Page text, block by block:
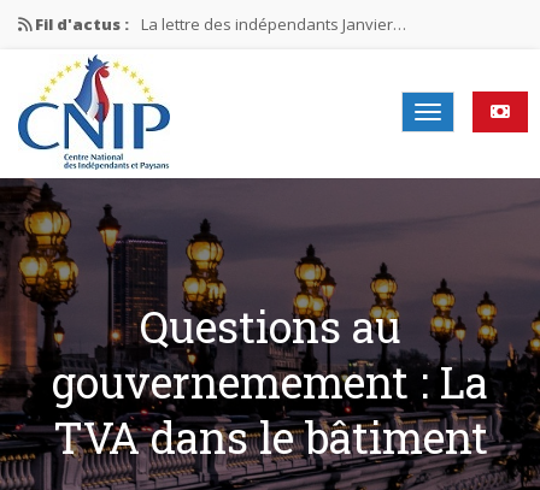
Fil d'actus : La lettre des indépendants Janvier…
La lettre des indépendants Novembre…
La lettre des indépendants Juin…
Mission nationale ÉLECTIONS MUNICIPALES 2026
La lettre des indépendants N°2-2026
Questions au
gouvernemement : La
TVA dans le bâtiment